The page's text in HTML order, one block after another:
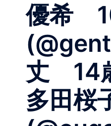
優希
丈 14
多⽥